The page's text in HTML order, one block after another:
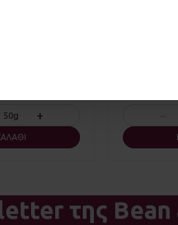
50g +
της Bean